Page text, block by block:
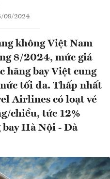
08/2024
không Việt Nam
8/2024, mức giá
hãng bay Việt cung
tối đa. Thấp nhất
Airlines có loạt vé
chiều, tức 12%
Hà Nội - Đà